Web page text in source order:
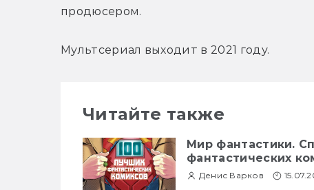
продюсером.
Мультсериал выходит в 2021 году.
Читайте также
Мир фантастики.
фантастических
Денис Варков